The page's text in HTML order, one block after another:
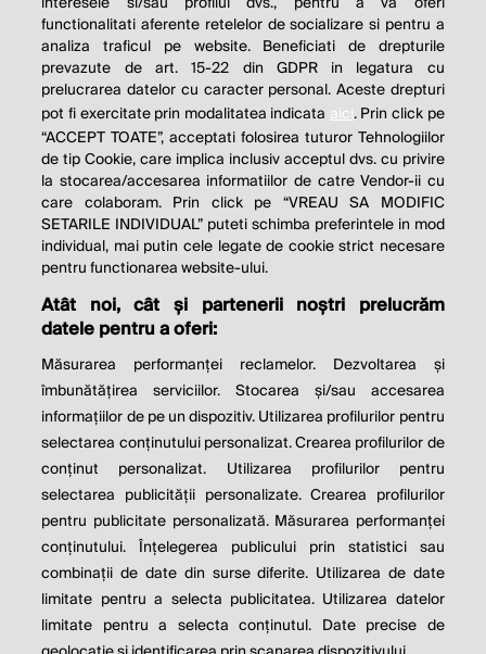
THE SOCIAL RESPONSIBILITY OF
BUSINESS IS TO INCREASE ITS
PROFITS.
Milton Friedman
© 2026 Profit.ro. Toate drepturile rezervate.
Dezvoltat de1616.ro
Contact Publicitate Despre noi
Politica de cookie Politica de
confidențialitate
functionalitati aferente retelelor de socializare si pentru a
analiza traficul pe website. Beneficiati de drepturile
prevazute de art. 15-22 din GDPR in legatura cu
prelucrarea datelor cu caracter personal. Aceste drepturi
pot fi exercitate prin modalitatea indicata aici. Prin click pe
“ACCEPT TOATE”, acceptati folosirea tuturor Tehnologiilor
de tip Cookie, care implica inclusiv acceptul dvs. cu privire
la stocarea/accesarea informatiilor de catre Vendor-ii cu
care colaboram. Prin click pe “VREAU SA MODIFIC
SETARILE INDIVIDUAL” puteti schimba preferintele in mod
individual, mai putin cele legate de cookie strict necesare
pentru functionarea website-ului.
Atât noi, cât și partenerii noștri prelucrăm
datele pentru a oferi:
Măsurarea performanței reclamelor. Dezvoltarea și
îmbunătățirea serviciilor. Stocarea și/sau accesarea
informațiilor de pe un dispozitiv. Utilizarea profilurilor pentru
selectarea conținutului personalizat. Crearea profilurilor de
conținut personalizat. Utilizarea profilurilor pentru
selectarea publicității personalizate. Crearea profilurilor
pentru publicitate personalizată. Măsurarea performanței
conținutului. Înțelegerea publicului prin statistici sau
combinații de date din surse diferite. Utilizarea de date
limitate pentru a selecta publicitatea. Utilizarea datelor
limitate pentru a selecta conținutul. Date precise de